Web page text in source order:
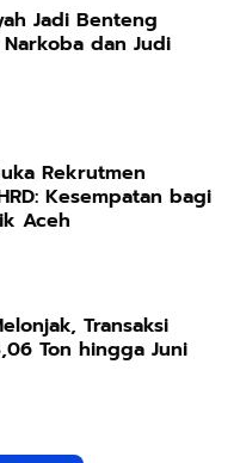
Jadi Benteng
dan Judi
Rekrutmen
Kesempatan bagi
Aceh
Transaksi
Ton hingga Juni